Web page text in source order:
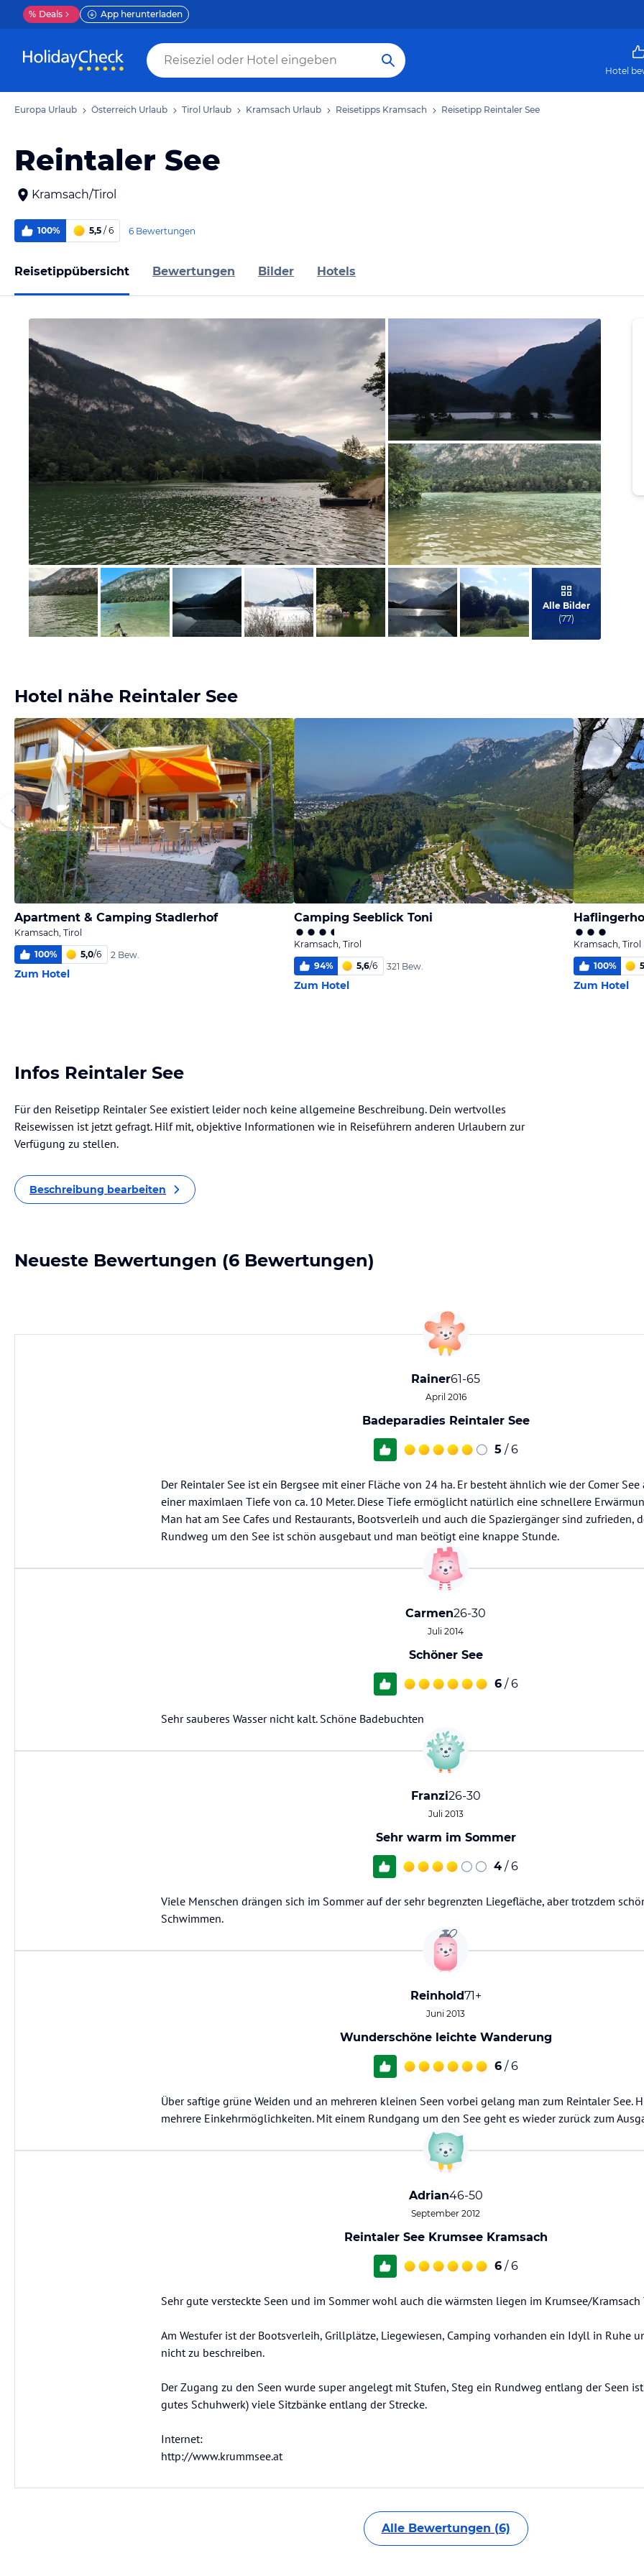
% Deals App herunterladen
Hotel
Europa Urlaub Österreich Urlaub Tirol Urlaub Kramsach Urlaub Reisetipps Kramsach Reisetipp Reintaler See
Reintaler See
Kramsach/Tirol
100% 5,5 / 6 6 Bewertungen
Reisetippübersicht Bewertungen Bilder Hotels
Bild melden
von Andrea
Bild melden
von Andrea
Bild melden
von Andrea
Alle Bilder
(77)
Hotel nähe Reintaler See
Apartment & Camping Stadlerhof
Kramsach, Tirol
100% 5,0/6 2 Bew.
Zum Hotel
Camping Seeblick Toni
Kramsach, Tirol
94% 5,6/6 321 Bew.
Zum Hotel
Kramsach, Tirol
100%
Zum Hotel
Infos Reintaler See
Für den Reisetipp Reintaler See existiert leider noch keine allgemeine Beschreibung. Dein wertvolles
Reisewissen ist jetzt gefragt. Hilf mit, objektive Informationen wie in Reiseführern anderen Urlaubern zur
Verfügung zu stellen.
Beschreibung bearbeiten
Neueste Bewertungen (6 Bewertungen)
Rainer61-65
April 2016
Badeparadies Reintaler See
5 / 6
Der Reintaler See ist ein Bergsee mit einer Fläche von 24 ha. Er besteht ähnlich wie der Comer
einer maximlaen Tiefe von ca. 10 Meter. Diese Tiefe ermöglicht natürlich eine schnellere
Man hat am See Cafes und Restaurants, Bootsverleih und auch die Spaziergänger sind zufrieden,
Rundweg um den See ist schön ausgebaut und man beötigt eine knappe Stunde.
Carmen26-30
Juli 2014
Schöner See
6 / 6
Sehr sauberes Wasser nicht kalt. Schöne Badebuchten
Franzi26-30
Juli 2013
Sehr warm im Sommer
4 / 6
Viele Menschen drängen sich im Sommer auf der sehr begrenzten Liegefläche, aber trotzdem
Schwimmen.
Reinhold71+
Juni 2013
Wunderschöne leichte Wanderung
6 / 6
Über saftige grüne Weiden und an mehreren kleinen Seen vorbei gelang man zum Reintaler See.
mehrere Einkehrmöglichkeiten. Mit einem Rundgang um den See geht es wieder zurück zum
Adrian46-50
September 2012
Reintaler See Krumsee Kramsach
6 / 6
Sehr gute versteckte Seen und im Sommer wohl auch die wärmsten liegen im Krumsee/Kramsach
Am Westufer ist der Bootsverleih, Grillplätze, Liegewiesen, Camping vorhanden ein Idyll in Ruhe
nicht zu beschreiben.
Der Zugang zu den Seen wurde super angelegt mit Stufen, Steg ein Rundweg entlang der Seen
gutes Schuhwerk) viele Sitzbänke entlang der Strecke.
Internet:
http://www.krummsee.at
Alle Bewertungen (6)